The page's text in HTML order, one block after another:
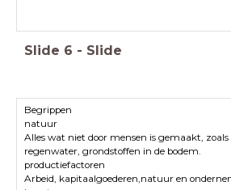
Slide 6 - Slide
Begrippen
natuur
Alles wat niet door mensen is gemaakt,
regenwater, grondstoffen in de bodem.
productiefactoren
Arbeid, kapitaalgoederen,natuur en